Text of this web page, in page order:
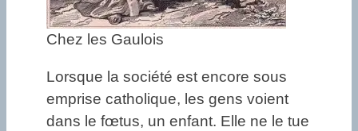
Chez les Gaulois
Lorsque la société est encore sous
emprise catholique, les gens voient
dans le fœtus, un enfant. Elle ne le tue